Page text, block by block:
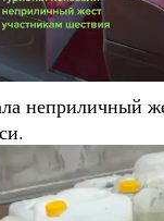
неприличный